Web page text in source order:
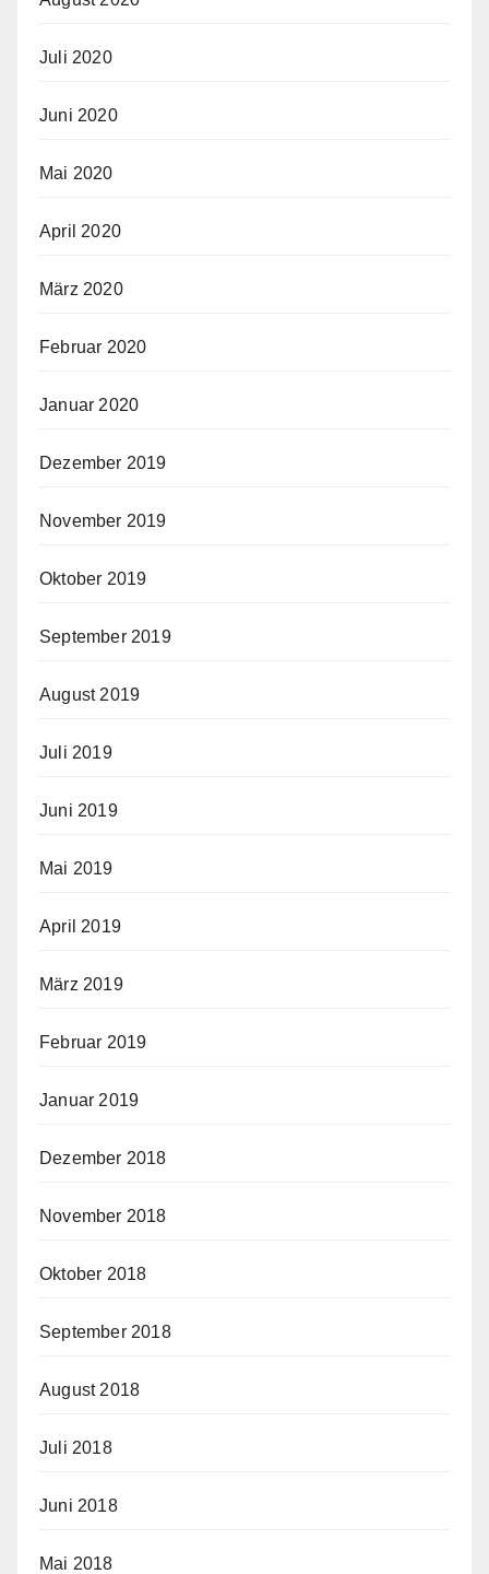
Juli 2020
Juni 2020
Mai 2020
April 2020
März 2020
Februar 2020
Januar 2020
Dezember 2019
November 2019
Oktober 2019
September 2019
August 2019
Juli 2019
Juni 2019
Mai 2019
April 2019
März 2019
Februar 2019
Januar 2019
Dezember 2018
November 2018
Oktober 2018
September 2018
August 2018
Juli 2018
Juni 2018
Mai 2018